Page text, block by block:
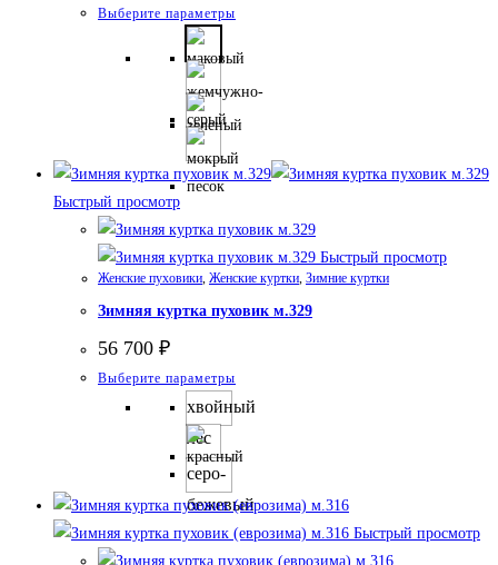
Выберите параметры
имеет
несколько
вариаций.
Опции
можно
на
странице
товара.
Быстрый просмотр
Быстрый просмотр
Женские пуховики Женские куртки Зимние куртки
Зимняя куртка пуховик м.329
56 700 ₽
Выберите параметры
товар
несколько
Опции
можно
хвойный
лес
серо-
бежевый
Быстрый просмотр